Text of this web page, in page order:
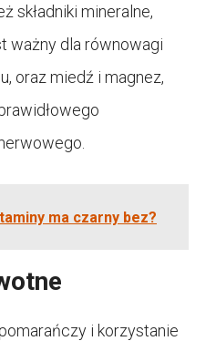
składniki mineralne,
ważny dla równowagi
oraz miedź i magnez,
ma czarny bez?
i korzystanie